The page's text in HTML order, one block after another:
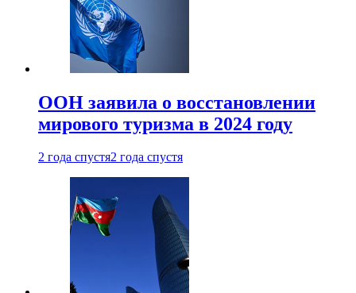
ООН заявила о восстановлении
мирового туризма в 2024 году
2 года спустя2 года спустя